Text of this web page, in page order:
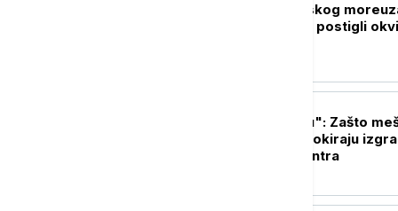
Drama oko Ormuskog
kraju? Iran i Oman postigli
"Podaci se ne piju": Zašto
indijskog grada blokiraju
Guglovog data centra